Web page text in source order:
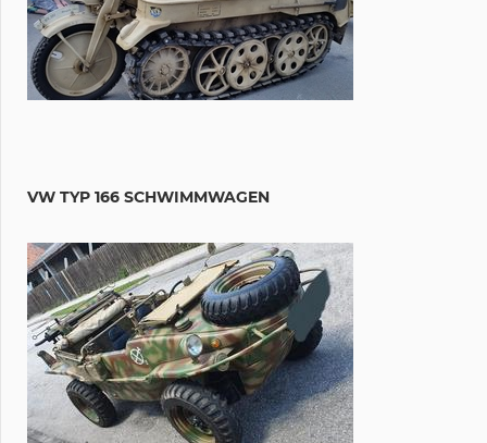
VW TYP 166 SCHWIMMWAGEN